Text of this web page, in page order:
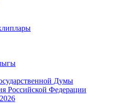
Думы
Российской Федерации